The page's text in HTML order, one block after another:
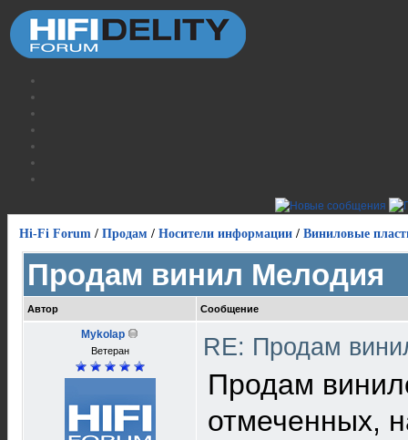
Hi-Fi Forum / Продам / Носители информации / Виниловые
Продам винил Мелодия
Автор Сообщение
Mykolap
Ветеран RE: Продам
Продам
отмеченных,